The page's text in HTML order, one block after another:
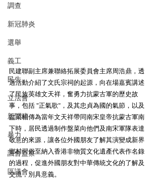
調查
新冠肺炎
選舉
義工
民生
立法會
新聞稿
暴力
議會監察
區議會
民建聯副主席兼聯絡拓展委員會主席周浩鼎，透
過活動介紹了文氏宗祠的起源，向在場嘉賓講述
了民族英雄文天祥，奮勇力抗蒙古軍的歷史故
事，包括 "正氣歌"，及其忠貞為國的氣節，以及
盆菜相傳為當年文天祥帶同南宋皇帝抗蒙古軍南
下時，居民透過制作盤菜向他們及南宋軍隊表達
敬意的來源，讓各位外國朋友了解其演變成新界
鄉村習俗至納入香港非物質文化遺產代表作名錄
的過程，促進外國朋友對中華傳統文化的了解及
交流，別具意義。